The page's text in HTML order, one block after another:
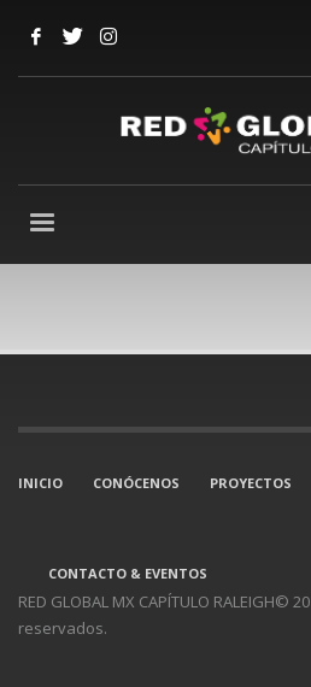
INICIO CONÓCENOS PROYECTOS
CONTACTO & EVENTOS
RED GLOBAL MX CAPÍTULO RALEIGH©
reservados.